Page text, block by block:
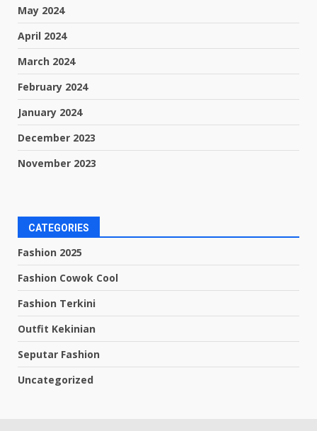
May 2024
April 2024
March 2024
February 2024
January 2024
December 2023
November 2023
CATEGORIES
Fashion 2025
Fashion Cowok Cool
Fashion Terkini
Outfit Kekinian
Seputar Fashion
Uncategorized